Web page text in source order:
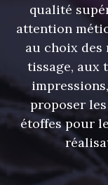
45 - Menthe
47 - Prunelle
38 - Jaune
39 - Rubis
qualité
attention
au choix des
tissage, aux
proposer
étoffes pour